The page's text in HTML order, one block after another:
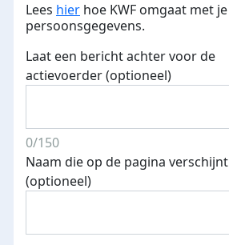
Lees hier hoe KWF omgaat met je
persoonsgegevens.
Laat een bericht achter voor de
actievoerder (optioneel)
0/150
Naam die op de pagina verschijnt
(optioneel)